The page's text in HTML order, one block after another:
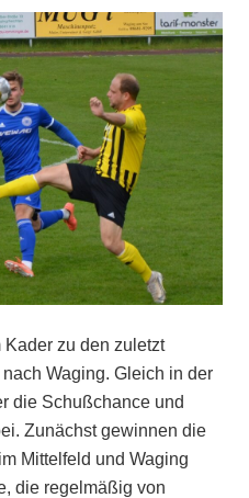
zu den zuletzt
Waging. Gleich in der
die Schußchance und
Zunächst gewinnen die
Mittelfeld und Waging
die regelmäßig von